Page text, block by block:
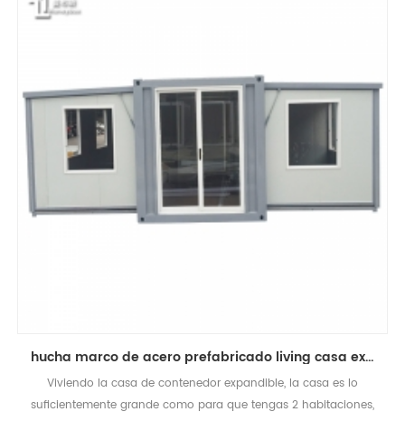
hucha marco de acero prefabricado living casa expansible contenedor para la venta
Viviendo la casa de contenedor expandible, la casa es lo
suficientemente grande como para que tengas 2 habitaciones,